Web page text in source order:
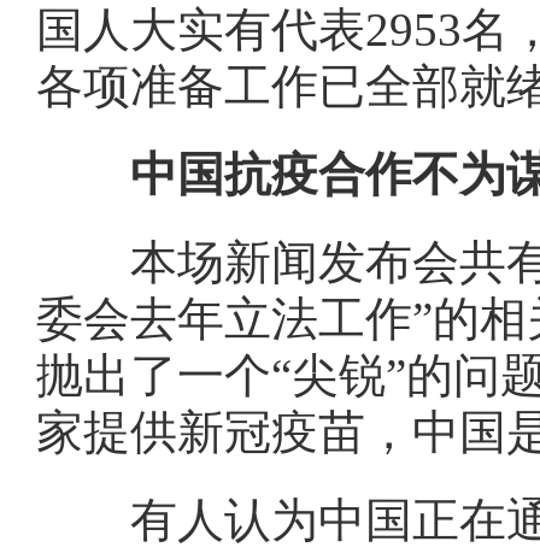
国人大实有代表2953名
各项准备工作已全部就
中国抗疫合作不为
本场新闻发布会共有
委会去年立法工作”的
抛出了一个“尖锐”的问
家提供新冠疫苗，中国
有人认为中国正在通